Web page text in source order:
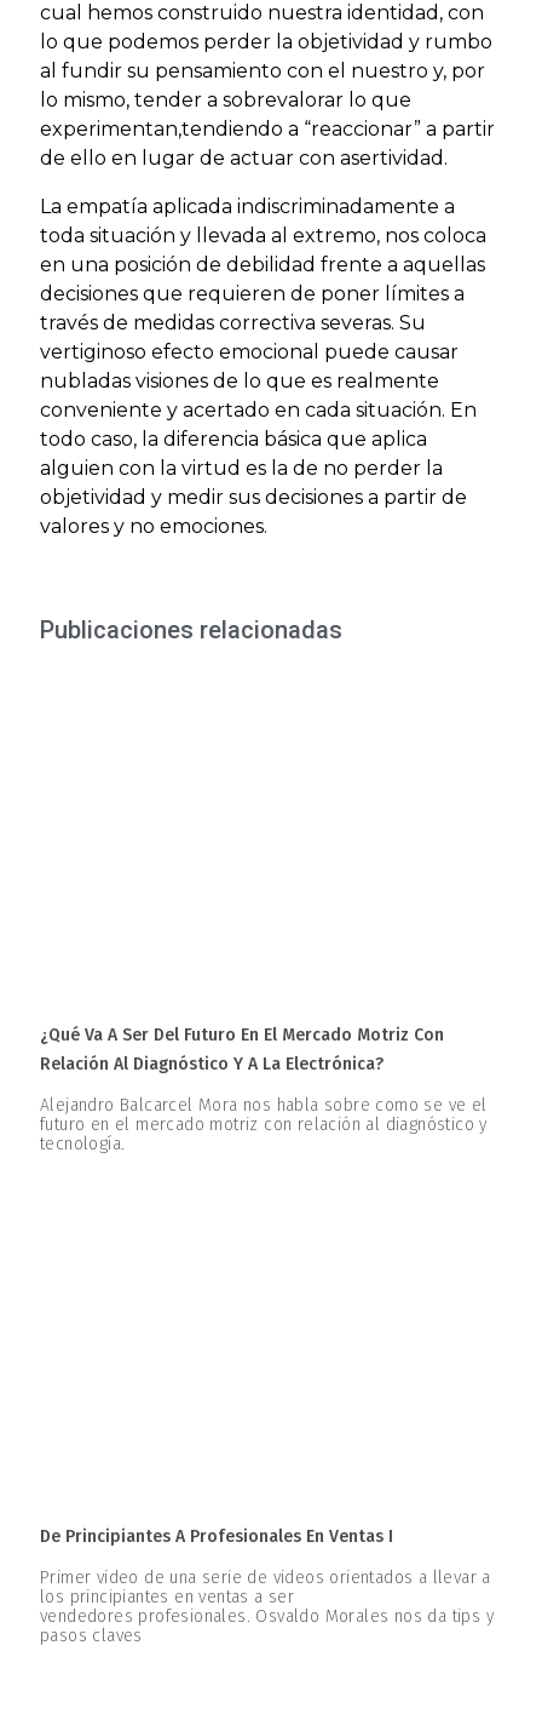
cual hemos construido nuestra identidad, con
lo que podemos perder la objetividad y rumbo
al fundir su pensamiento con el nuestro y, por
lo mismo, tender a sobrevalorar lo que
experimentan,tendiendo a “reaccionar” a partir
de ello en lugar de actuar con asertividad.
La empatía aplicada indiscriminadamente a
toda situación y llevada al extremo, nos coloca
en una posición de debilidad frente a aquellas
decisiones que requieren de poner límites a
través de medidas correctiva severas. Su
vertiginoso efecto emocional puede causar
nubladas visiones de lo que es realmente
conveniente y acertado en cada situación. En
todo caso, la diferencia básica que aplica
alguien con la virtud es la de no perder la
objetividad y medir sus decisiones a partir de
valores y no emociones.
Publicaciones relacionadas
¿Qué Va A Ser Del Futuro En El Mercado Motriz Con
Relación Al Diagnóstico Y A La Electrónica?
Alejandro Balcarcel Mora nos habla sobre como se ve el
futuro en el mercado motriz con relación al diagnóstico y
tecnología.
De Principiantes A Profesionales En Ventas I
Primer video de una serie de videos orientados a llevar a
los principiantes en ventas a ser
vendedores profesionales. Osvaldo Morales nos da tips y
pasos claves